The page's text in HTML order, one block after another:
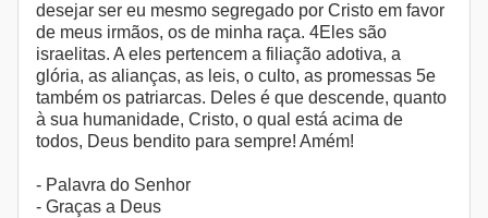
desejar ser eu mesmo segregado por Cristo em favor
de meus irmãos, os de minha raça. 4Eles são
israelitas. A eles pertencem a filiação adotiva, a
glória, as alianças, as leis, o culto, as promessas 5e
também os patriarcas. Deles é que descende, quanto
à sua humanidade, Cristo, o qual está acima de
todos, Deus bendito para sempre! Amém!
- Palavra do Senhor
- Graças a Deus